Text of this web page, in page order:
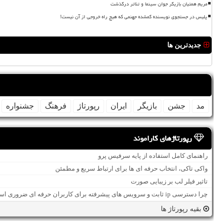
مریم همتیان بازیگر جوان سینما و تئاتر درگذشت
پلیس در جستجوی نویسنده گمشده جهنمی که هیچ راه خروجی از آن نیست!
جدیدترین ها
مد جشن بازیگر ایران رپورتاژ فرهنگ جشنواره
رپورتاژهای کاراموند
راهنمای کامل استفاده از پایه سرفیس پرو
واکی تاکی، انتخاب حرفه ای ها برای ارتباط سریع و مطمئن
تاثیر فیلر لب بر زیبایی صورت
چرا دسترسی ip ثابت و سرویس های پیشرفته برای کاربران حرفه ای ضروری است؟
بقیه رپورتاژ ها